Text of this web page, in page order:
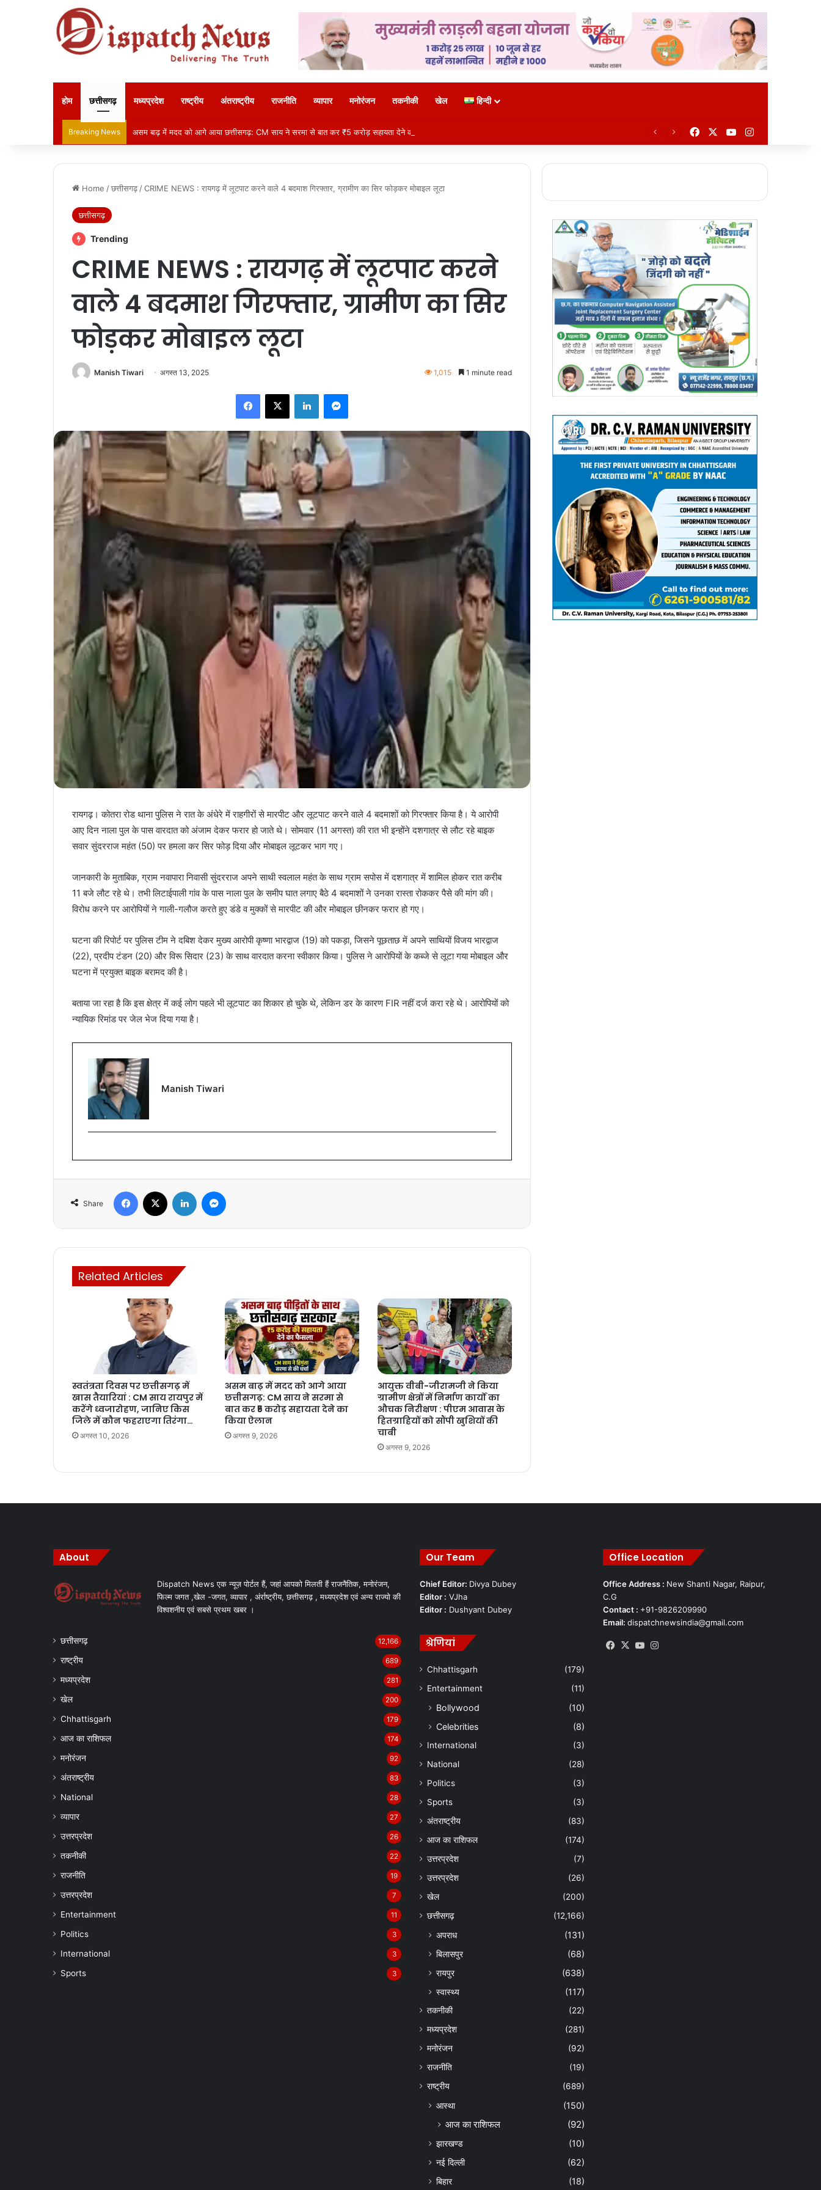
होम छत्तीसगढ़ मध्यप्रदेश राष्ट्रीय अंतराष्ट्रीय राजनीति व्यापार मनोरंजन तकनीकी खेल हिन्दी
Breaking News असम बाढ़ में मदद को आगे आया छत्तीसगढ़: CM साय ने सरमा से बात कर ₹5 करोड़ सहायता देने का किया ऐलान FacebookYouTubeInstagram
Home /छत्तीसगढ़ /CRIME NEWS : रायगढ़ में लूटपाट करने वाले 4 बदमाश गिरफ्तार, ग्रामीण का सिर फोड़कर मोबाइल लूटा
छत्तीसगढ़
Trending
CRIME NEWS : रायगढ़ में लूटपाट करने
वाले 4 बदमाश गिरफ्तार, ग्रामीण का सिर
फोड़कर मोबाइल लूटा
Manish Tiwari अगस्त 13, 2025 1,015 1 minute read
Facebook
X LinkedInMessenger
रायगढ़। कोतरा रोड थाना पुलिस ने रात के अंधेरे में राहगीरों से मारपीट और लूटपाट करने वाले 4 बदमाशों को गिरफ्तार किया है। ये आरोपी
आए दिन नाला पुल के पास वारदात को अंजाम देकर फरार हो जाते थे। सोमवार (11 अगस्त) की रात भी इन्होंने दशगात्र से लौट रहे बाइक
सवार सुंदरराज महंत (50) पर हमला कर सिर फोड़ दिया और मोबाइल लूटकर भाग गए।
जानकारी के मुताबिक, ग्राम नवापारा निवासी सुंदरराज अपने साथी स्वलाल महंत के साथ ग्राम सपोस में दशगात्र में शामिल होकर रात करीब
11 बजे लौट रहे थे। तभी लिटाईपाली गांव के पास नाला पुल के समीप घात लगाए बैठे 4 बदमाशों ने उनका रास्ता रोककर पैसे की मांग की।
विरोध करने पर आरोपियों ने गाली-गलौज करते हुए डंडे व मुक्कों से मारपीट की और मोबाइल छीनकर फरार हो गए।
घटना की रिपोर्ट पर पुलिस टीम ने दबिश देकर मुख्य आरोपी कृष्णा भारद्वाज (19) को पकड़ा, जिसने पूछताछ में अपने साथियों विजय भारद्वाज
(22), प्रदीप टंडन (20) और विरू सिदार (23) के साथ वारदात करना स्वीकार किया। पुलिस ने आरोपियों के कब्जे से लूटा गया मोबाइल और
घटना में प्रयुक्त बाइक बरामद की है।
बताया जा रहा है कि इस क्षेत्र में कई लोग पहले भी लूटपाट का शिकार हो चुके थे, लेकिन डर के कारण FIR नहीं दर्ज करा रहे थे। आरोपियों को
न्यायिक रिमांड पर जेल भेज दिया गया है।
Manish Tiwari
Share
Facebook LinkedIn
Related Articles
स्वतंत्रता दिवस पर छत्तीसगढ़ में
खास तैयारियां : CM साय रायपुर में
करेंगे ध्वजारोहण, जानिए किस
जिले में कौन फहराएगा तिरंगा…
अगस्त 10, 2026
असम बाढ़ में मदद को आगे आया
छत्तीसगढ़: CM साय ने सरमा से
बात कर ₹5 करोड़ सहायता देने का
किया ऐलान
अगस्त 9, 2026
आयुक्त वीबी-जीरामजी ने किया
ग्रामीण क्षेत्रों में निर्माण कार्यों का
औचक निरीक्षण : पीएम आवास के
हितग्राहियों को सौंपी खुशियों की
चाबी
अगस्त 9, 2026
About
Dispatch News एक न्यूज़ पोर्टल हैं, जहां आपको मिलती हैं राजनैतिक, मनोरंजन,
फिल्म जगत ,खेल -जगत, व्यापार , अंर्राष्ट्रीय, छत्तीसगढ़ , मध्यप्रदेश एवं अन्य राज्यो की
विश्वशनीय एवं सबसे प्रथम खबर ।
छत्तीसगढ़ 12,166
राष्ट्रीय 689
मध्यप्रदेश 281
खेल 200
Chhattisgarh 179
आज का राशिफल 174
मनोरंजन 92
अंतराष्ट्रीय 83
National 28
व्यापार 27
उत्तरप्रदेश 26
तकनीकी 22
राजनीति 19
उत्तरप्रदेश 7
Entertainment 11
Politics 3
International 3
Sports 3
Our Team
Chief Editor: Divya Dubey
Editor : VJha
Editor : Dushyant Dubey
श्रेणियां
Chhattisgarh
(179)
Entertainment
(11)
Bollywood
(10)
Celebrities
(8)
International
(3)
National
(28)
Politics
(3)
Sports
(3)
अंतराष्ट्रीय
(83)
आज का राशिफल
(174)
उत्तरप्रदेश
(7)
उत्तरप्रदेश
(26)
खेल
(200)
छत्तीसगढ़
(12,166)
अपराध
(131)
बिलासपुर
(68)
रायपुर
(638)
स्वास्थ्य
(117)
तकनीकी
(22)
मध्यप्रदेश
(281)
मनोरंजन
(92)
राजनीति
(19)
राष्ट्रीय
(689)
आस्था (150)
आज का राशिफल (92)
झारखण्ड
(10)
नई दिल्ली
(62)
बिहार
(18)
Office Location
Office Address : New Shanti Nagar, Raipur,
C.G
Contact : +91-9826209990
Email: dispatchnewsindia@gmail.com
Facebook
X YouTube